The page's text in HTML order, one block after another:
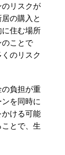
リスクが
の購入と
に住む場所
のことで
のリスク
の負担が重
を同時に
ける可能
とで、生